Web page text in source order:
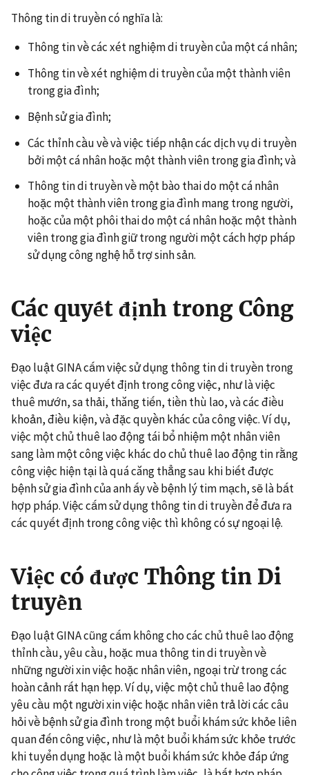
Thông tin di truyền có nghĩa là:
Thông tin về các xét nghiệm di truyền của một cá nhân;
Thông tin về xét nghiệm di truyền của một thành viên
trong gia đình;
Bệnh sử gia đình;
Các thỉnh cầu về và việc tiếp nhận các dịch vụ di truyền
bởi một cá nhân hoặc một thành viên trong gia đình; và
Thông tin di truyền về một bào thai do một cá nhân
hoặc một thành viên trong gia đình mang trong người,
hoặc của một phôi thai do một cá nhân hoặc một thành
viên trong gia đình giữ trong người một cách hợp pháp
sử dụng công nghệ hỗ trợ sinh sản.
Các quyết định trong Công
việc
Đạo luật GINA cấm việc sử dụng thông tin di truyền trong
việc đưa ra các quyết định trong công việc, như là việc
thuê mướn, sa thải, thăng tiến, tiền thù lao, và các điều
khoản, điều kiện, và đặc quyền khác của công việc. Ví dụ,
việc một chủ thuê lao động tái bổ nhiệm một nhân viên
sang làm một công việc khác do chủ thuê lao động tin rằng
công việc hiện tại là quá căng thẳng sau khi biết được
bệnh sử gia đình của anh ấy về bệnh lý tim mạch, sẽ là bất
hợp pháp. Việc cấm sử dụng thông tin di truyền để đưa ra
các quyết định trong công việc thì không có sự ngoại lệ.
Việc có được Thông tin Di
truyền
Đạo luật GINA cũng cấm không cho các chủ thuê lao động
thỉnh cầu, yêu cầu, hoặc mua thông tin di truyền về
những người xin việc hoặc nhân viên, ngoại trừ trong các
hoàn cảnh rất hạn hẹp. Ví dụ, việc một chủ thuê lao động
yêu cầu một người xin việc hoặc nhân viên trả lời các câu
hỏi về bệnh sử gia đình trong một buổi khám sức khỏe liên
quan đến công việc, như là một buổi khám sức khỏe trước
khi tuyển dụng hoặc là một buổi khám sức khỏe đáp ứng